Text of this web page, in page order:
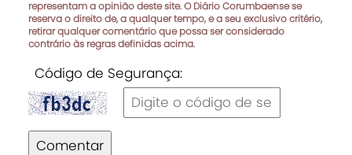
representam a opinião deste site. O Diário Corumbaense se
reserva o direito de, a qualquer tempo, e a seu exclusivo critério,
retirar qualquer comentário que possa ser considerado
contrário às regras definidas acima.
Código de Segurança:
Comentar